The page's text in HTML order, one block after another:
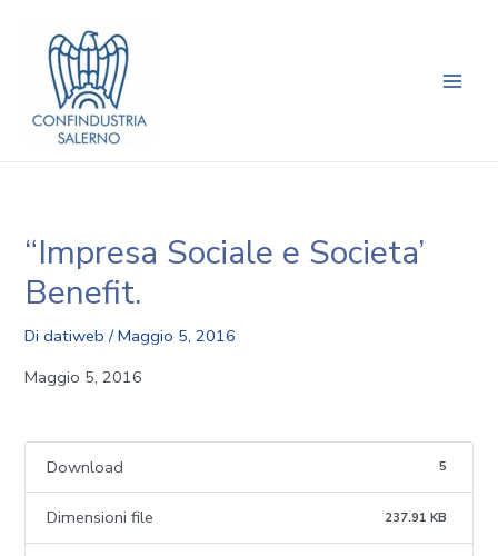
contenuto
“Impresa Sociale e Societa’
Benefit.
Didatiweb/Maggio 5, 2016
Maggio 5, 2016
Download 5
Dimensioni file 237.91 KB
articoli